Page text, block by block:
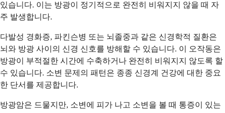
있습니다. 이는 방광이 정기적으로 완전히 비워지지 않을 때 자
주 발생합니다.
다발성 경화증, 파킨슨병 또는 뇌졸중과 같은 신경학적 질환은
뇌와 방광 사이의 신경 신호를 방해할 수 있습니다. 이 오작동은
방광이 부적절한 시간에 수축하거나 완전히 비워지지 않도록 할
수 있습니다. 소변 문제의 패턴은 종종 신경계 건강에 대한 중요
한 단서를 제공합니다.
방광암은 드물지만, 소변에 피가 나고 소변을 볼 때 통증이 있는